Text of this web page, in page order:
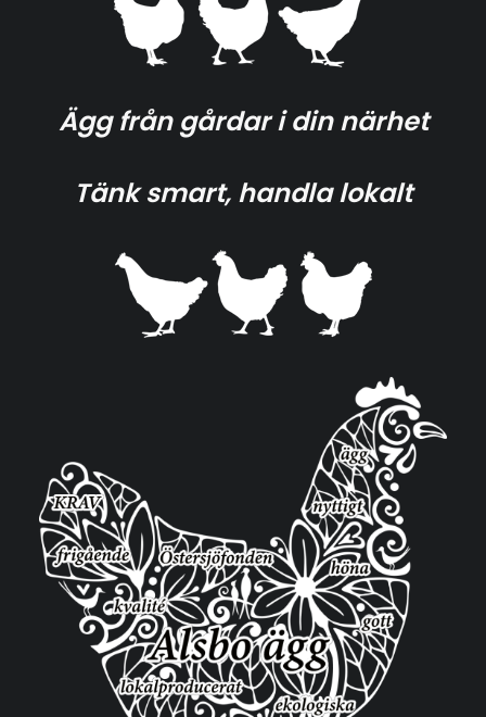
Ägg från gårdar i din närhet
Tänk smart, handla lokalt